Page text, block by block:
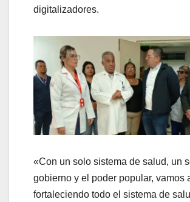
digitalizadores.
«Con un solo sistema de salud, un
gobierno y el poder popular, vamos
fortaleciendo todo el sistema de